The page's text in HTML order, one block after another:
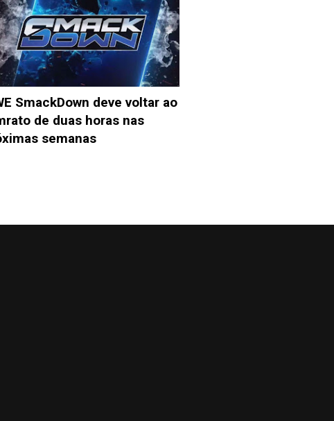
SmackDown deve voltar ao
de duas horas nas
semanas